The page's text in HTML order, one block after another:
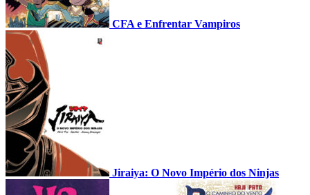
CFA e Enfrentar Vampiros
Jiraiya: O Novo Império dos Ninjas